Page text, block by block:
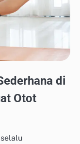
di
Otot